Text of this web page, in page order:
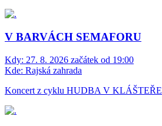
V BARVÁCH SEMAFORU
Kdy: 27. 8. 2026 začátek od 19:00
Kde: Rajská zahrada
Koncert z cyklu HUDBA V KLÁŠTEŘE